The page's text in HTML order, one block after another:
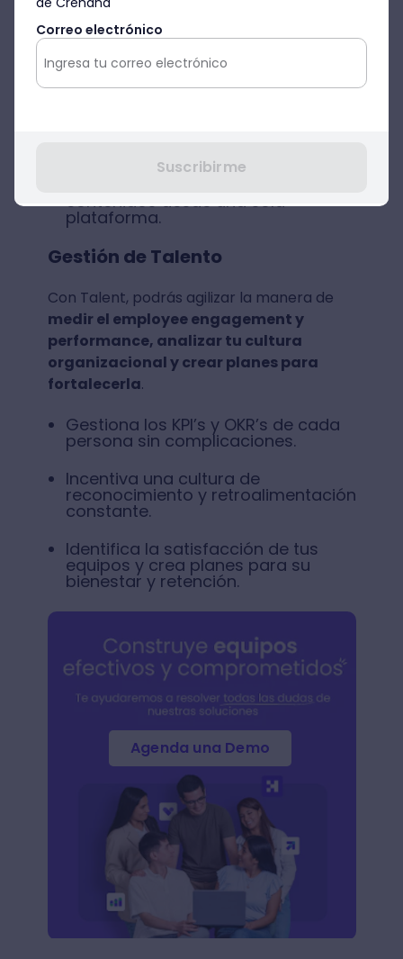
Sube tus propios cursos al panel de
Crehana
Integra a tus propios proveedores,
contenidos desde una sola
plataforma.
Gestión de Talento
Con Talent, podrás agilizar la manera de
medir el employee engagement y
performance, analizar tu cultura
organizacional y crear planes para
fortalecerla.
Gestiona los KPI’s y OKR’s de cada
persona sin complicaciones.
Incentiva una cultura de
reconocimiento y retroalimentación
constante.
Identifica la satisfacción de tus
equipos y crea planes para su
bienestar y retención.
Agenda una Demo
Correo electrónico
Suscribirme